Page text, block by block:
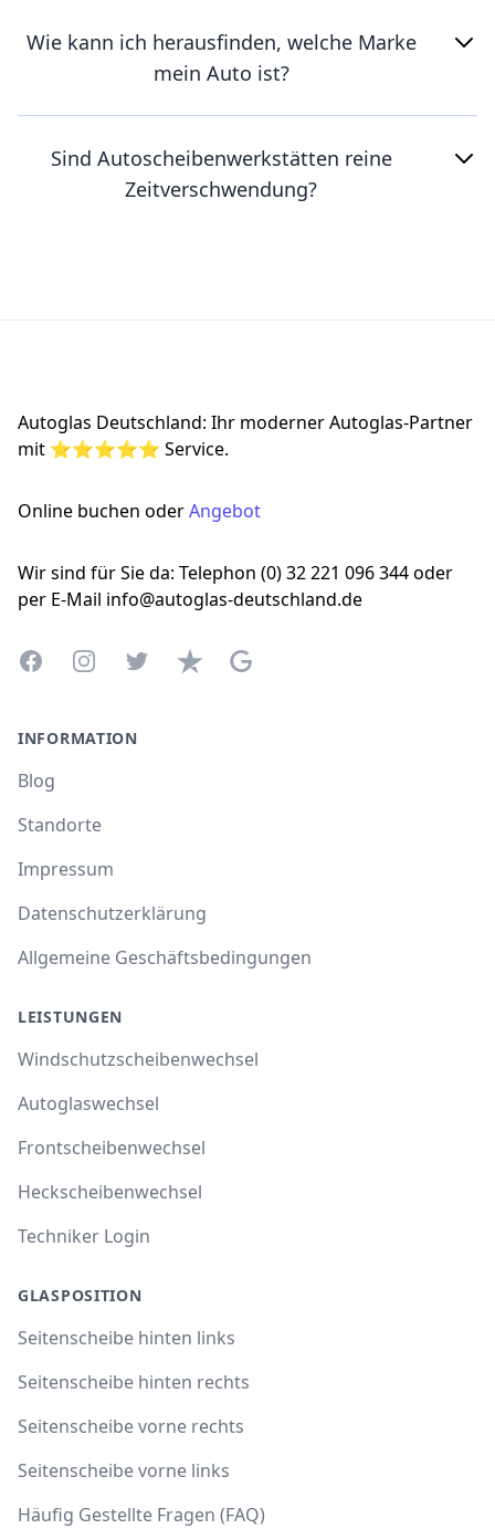
Wie kann ich herausfinden, welche Marke
mein Auto ist?
Sind Autoscheibenwerkstätten reine
Zeitverschwendung?
Autoglas Deutschland: Ihr moderner Autoglas-Partner
mit ⭐⭐⭐⭐⭐ Service.
Online buchen oderAngebot
Wir sind für Sie da: Telephon (0) 32 221 096 344 oder
per E-Mail info@autoglas-deutschland.de
FacebookInstagramTwitterTrustpilotGoogle Business Profile
INFORMATION
Blog
Standorte
Impressum
Datenschutzerklärung
Allgemeine Geschäftsbedingungen
LEISTUNGEN
Windschutzscheibenwechsel
Autoglaswechsel
Frontscheibenwechsel
Heckscheibenwechsel
Techniker Login
GLASPOSITION
Seitenscheibe hinten links
Seitenscheibe hinten rechts
Seitenscheibe vorne rechts
Seitenscheibe vorne links
Häufig Gestellte Fragen (FAQ)